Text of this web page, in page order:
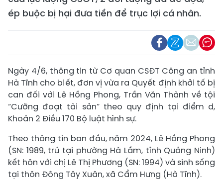
ép buộc bị hại đưa tiền để trục lợi cá nhân.
Ngày 4/6, thông tin từ Cơ quan CSĐT Công an tỉnh
Hà Tĩnh cho biết, đơn vị vừa ra Quyết định khởi tố bị
can đối với Lê Hồng Phong, Trần Văn Thành về tội
“Cưỡng đoạt tài sản” theo quy định tại điểm d,
Khoản 2 Điều 170 Bộ luật hình sự.
Theo thông tin ban đầu, năm 2024, Lê Hồng Phong
(SN: 1989, trú tại phường Hà Lầm, tỉnh Quảng Ninh)
kết hôn với chị Lê Thị Phương (SN: 1994) và sinh sống
tại thôn Đông Tây Xuân, xã Cẩm Hưng (Hà Tĩnh).